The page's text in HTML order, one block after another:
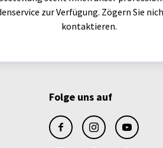
zur Verfügung. Zögern Sie
kontaktieren.
Folge uns auf
facebookinstagramyoutube